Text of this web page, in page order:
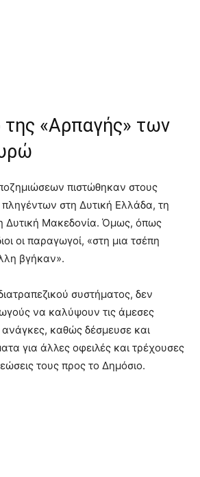
της «Αρπαγής» των
πιστώθηκαν στους
στη Δυτική Ελλάδα, τη
Δυτική Μακεδονία. Όμως, όπως
οι παραγωγοί, «στη μια τσέπη
βγήκαν».
συστήματος, δεν
να καλύψουν τις άμεσες
ανάγκες, καθώς δέσμευσε και
για άλλες οφειλές και τρέχουσες
τους προς το Δημόσιο.